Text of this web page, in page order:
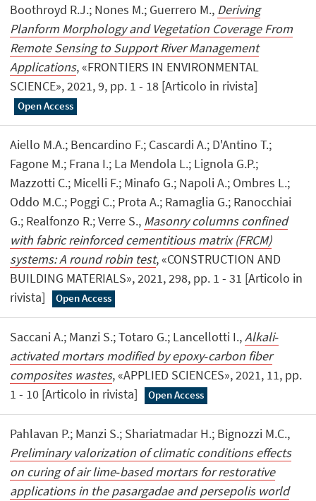
Boothroyd R.J.; Nones M.; Guerrero M., Deriving
Planform Morphology and Vegetation Coverage From
Remote Sensing to Support River Management
Applications, «FRONTIERS IN ENVIRONMENTAL
SCIENCE», 2021, 9, pp. 1 - 18 [Articolo in rivista]
Open Access
Aiello M.A.; Bencardino F.; Cascardi A.; D'Antino T.;
Fagone M.; Frana I.; La Mendola L.; Lignola G.P.;
Mazzotti C.; Micelli F.; Minafo G.; Napoli A.; Ombres L.;
Oddo M.C.; Poggi C.; Prota A.; Ramaglia G.; Ranocchiai
G.; Realfonzo R.; Verre S., Masonry columns confined
with fabric reinforced cementitious matrix (FRCM)
systems: A round robin test, «CONSTRUCTION AND
BUILDING MATERIALS», 2021, 298, pp. 1 - 31 [Articolo in
rivista]
Open Access
Saccani A.; Manzi S.; Totaro G.; Lancellotti I.,Alkali‐
activated mortars modified by epoxy‐carbon fiber
composites wastes, «APPLIED SCIENCES», 2021, 11, pp.
1 - 10 [Articolo in rivista]
Open Access
Pahlavan P.; Manzi S.; Shariatmadar H.; Bignozzi M.C.,
Preliminary valorization of climatic conditions effects
on curing of air lime‐based mortars for restorative
applications in the pasargadae and persepolis world